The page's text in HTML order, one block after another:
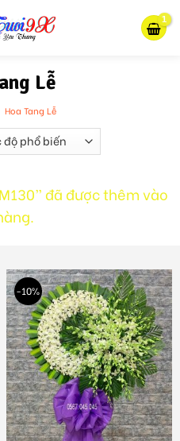
Lễ
Hoa Tang Lễ
đã được thêm vào
-10%